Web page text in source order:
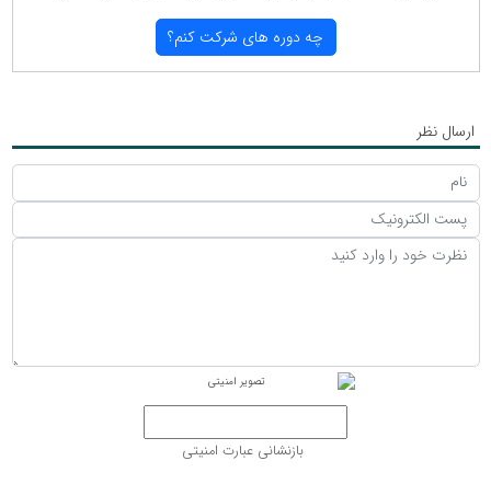
چه دوره های شركت كنم؟
ارسال نظر
بازنشانی عبارت امنیتی